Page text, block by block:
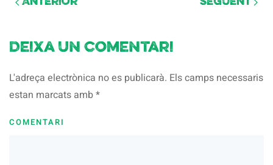
Deixa un comentari
L'adreça electrònica no es publicarà. Els camps necessaris
estan marcats amb*
COMENTARI